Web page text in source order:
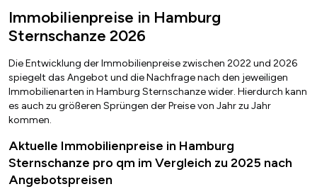
Immobilienpreise in Hamburg
Sternschanze 2026
Die Entwicklung der Immobilienpreise zwischen 2022 und 2026
spiegelt das Angebot und die Nachfrage nach den jeweiligen
Immobilienarten in Hamburg Sternschanze wider. Hierdurch kann
es auch zu größeren Sprüngen der Preise von Jahr zu Jahr
kommen.
Aktuelle Immobilienpreise in Hamburg
Sternschanze pro qm im Vergleich zu 2025 nach
Angebotspreisen